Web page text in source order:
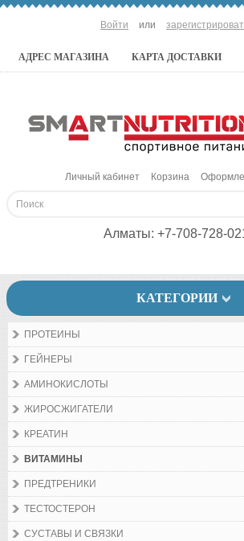
Войти или
АДРЕС МАГАЗИНА КАРТА ДОСТАВКИ
Личный кабинет Корзина
Алматы: +7-708-728-
КАТЕГОРИИ
ПРОТЕИНЫ
ГЕЙНЕРЫ
АМИНОКИСЛОТЫ
ЖИРОСЖИГАТЕЛИ
КРЕАТИН
ВИТАМИНЫ
ПРЕДТРЕНИКИ
ТЕСТОСТЕРОН
СУСТАВЫ И СВЯЗКИ